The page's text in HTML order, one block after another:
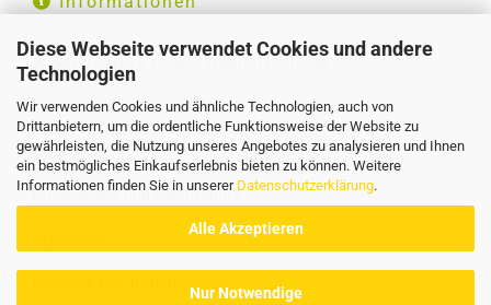
Diese Webseite verwendet Cookies und andere
Technologien
Wir verwenden Cookies und ähnliche Technologien, auch von
Drittanbietern, um die ordentliche Funktionsweise der Website zu
gewährleisten, die Nutzung unseres Angebotes zu analysieren und Ihnen
ein bestmögliches Einkaufserlebnis bieten zu können. Weitere
Informationen finden Sie in unserer Datenschutzerklärung.
Alle Akzeptieren
Nur Notwendige
Widerrufsrecht & Muster-Widerrufsformular
Liefer- und Versandkosten
AGB
Privatsphäre und Datenschutz